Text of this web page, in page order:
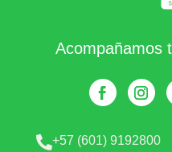
Acompañamos
+57 (601) 9192800